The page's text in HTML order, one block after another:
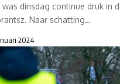
was dinsdag continue druk in
Naar schatting…
2024